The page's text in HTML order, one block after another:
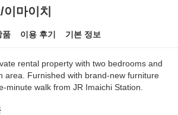
마이치
품 이용 후기 기본 정보
rental property with two bedrooms and
area. Furnished with brand-new furniture
minute walk from JR Imaichi Station.